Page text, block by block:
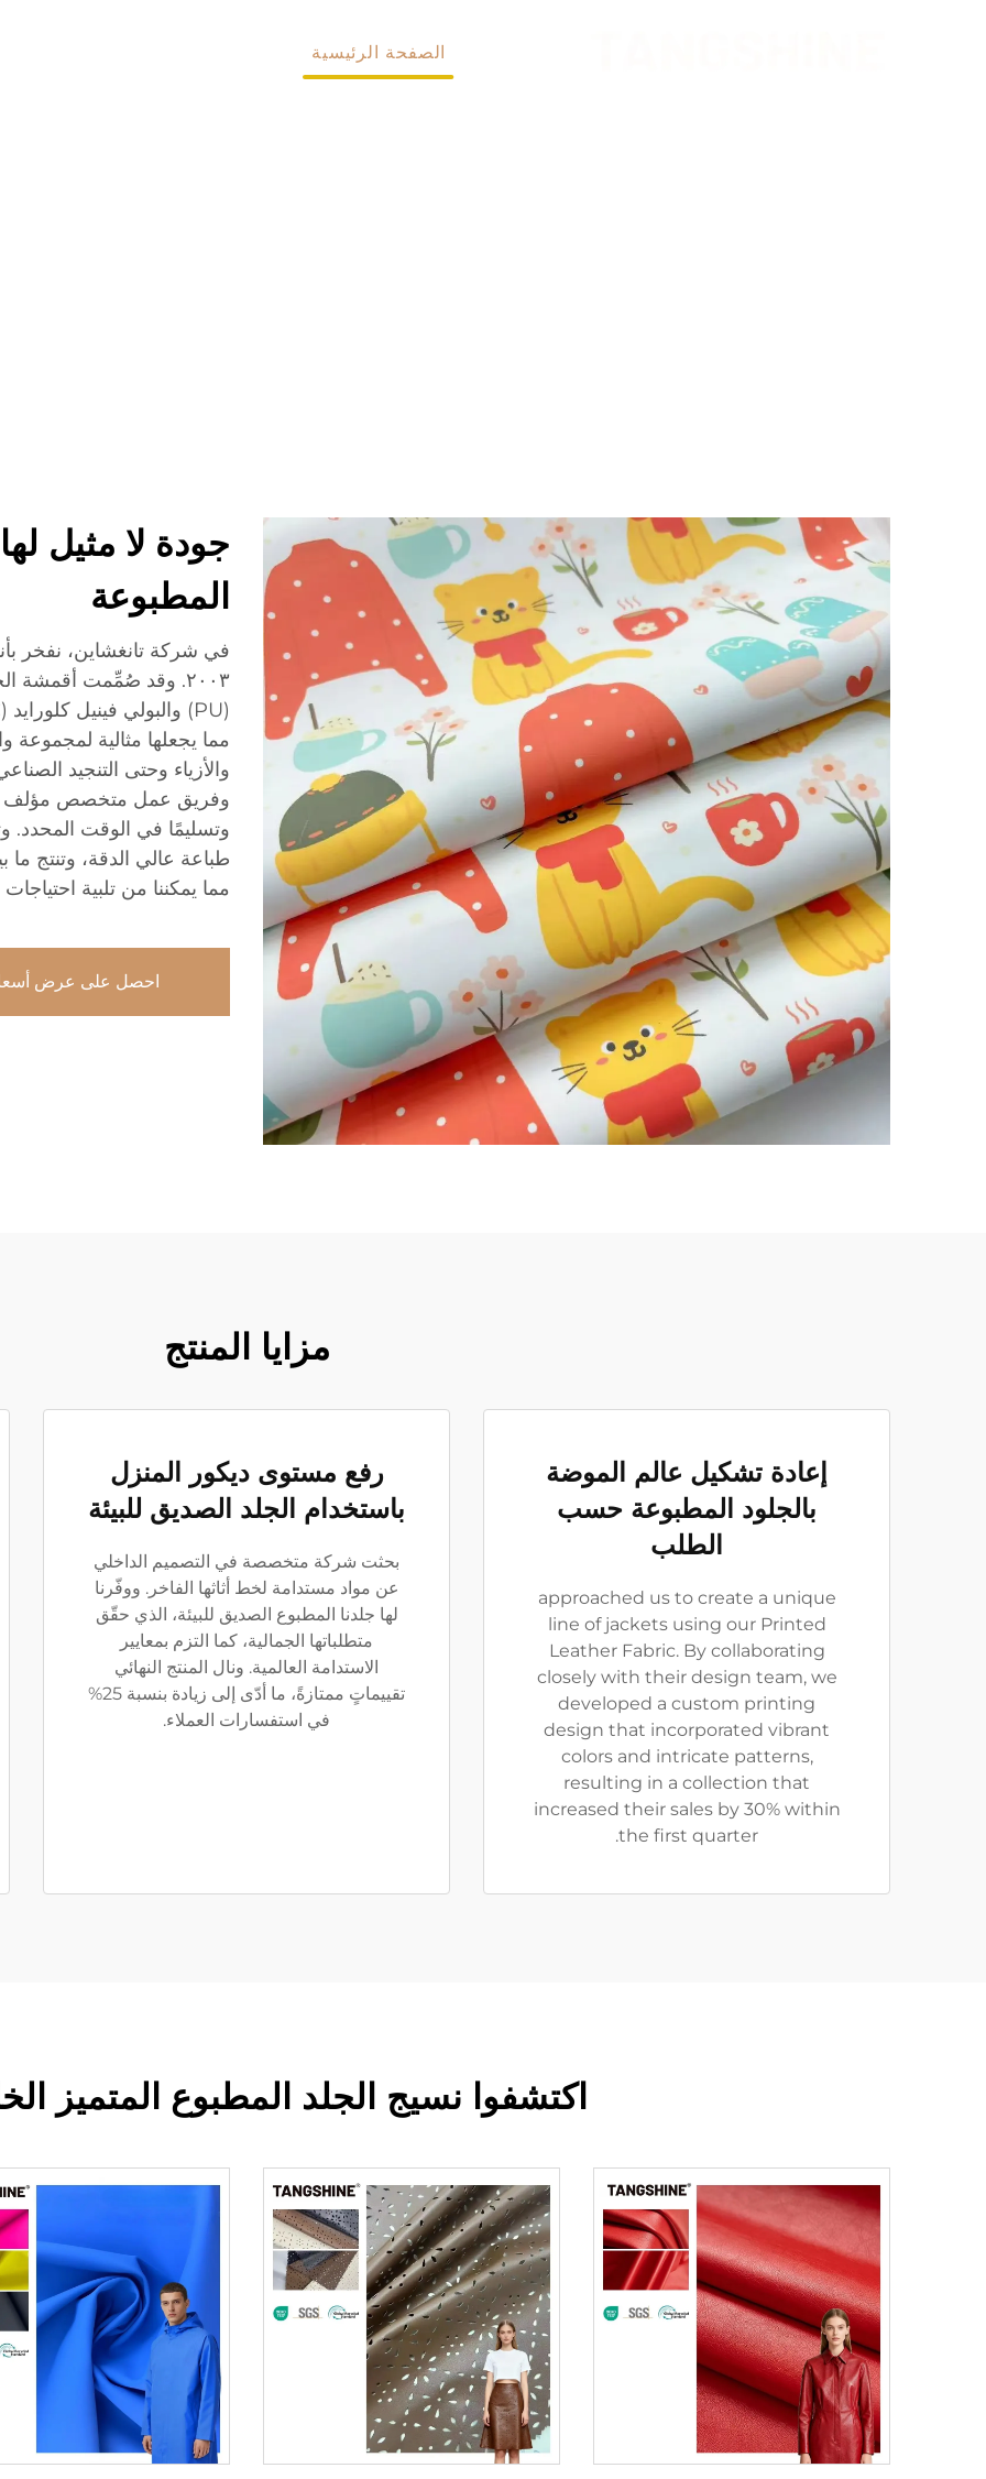
الصفحة الرئيسية
جودة لا مثيل
المطبوعة
في شركة تانغشاين، نفخر
٢٠٠٣. وقد صُمِّمت أقمشة
مما يجعلها مثالية لمجموعة
مما يمكننا من تلبية احتياجات
احصل على عرض
مزايا المنتج
إعادة تشكيل عالم الموضة
بالجلود المطبوعة حسب
الطلب
approached us to create a unique
line of jackets using our Printed
Leather Fabric. By collaborating
closely with their design team, we
developed a custom printing
design that incorporated vibrant
colors and intricate patterns,
resulting in a collection that
increased their sales by 30% within
the first quarter.
رفع مستوى ديكور المنزل
باستخدام الجلد الصديق للبيئة
بحثت شركة متخصصة في التصميم الداخلي
عن مواد مستدامة لخط أثاثها الفاخر. ووفّرنا
لها جلدنا المطبوع الصديق للبيئة، الذي حقّق
متطلباتها الجمالية، كما التزم بمعايير
الاستدامة العالمية. ونال المنتج النهائي
تقييماتٍ ممتازةً، ما أدّى إلى زيادة بنسبة 25%
في استفسارات العملاء.
اكتشفوا نسيج الجلد المطبوع المتميز